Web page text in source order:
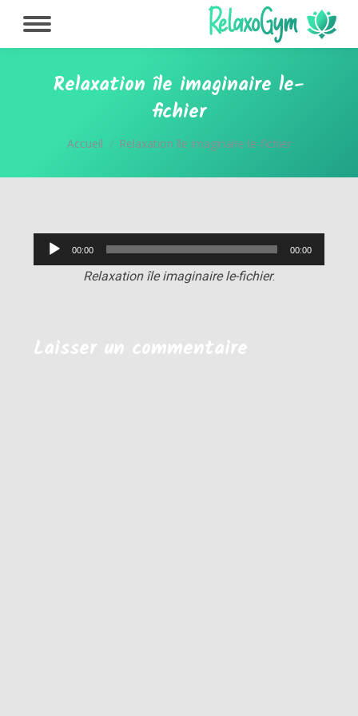
Relaxation île imaginaire le-
fichier
Vous êtes ici :
Accueil Relaxation île imaginaire le-fichier
Lecteur
audio
00:00 00:00
Relaxation île imaginaire le-fichier.
Laisser un commentaire